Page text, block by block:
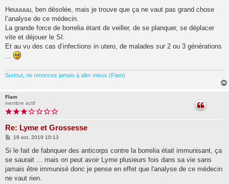
s
a
g
Heuuuuu, ben désolée, mais je trouve que ça ne vaut pas grand chose
l’analyse de ce médecin.
La grande force de borrelia étant de veiller, de se planquer, se déplacer
vite et déjouer le SI.
Et au vu des cas d’infections in utero, de malades sur 2 ou 3 générations
...
Surtout, ne renoncez jamais à aller mieux (Flam)
Flam
membre actif
Re: Lyme et Grossesse
M
s
a
g
19 oct. 2019 10:13
Si le fait de fabriquer des anticorps contre la borrelia était immunisant, ça
se saurait ... mais on peut avoir Lyme plusieurs fois dans sa vie sans
jamais être immunisé donc je pense en effet que l'analyse de ce médecin
ne vaut rien.